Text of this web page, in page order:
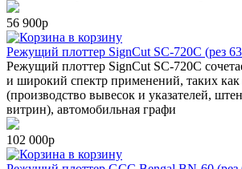
56 900р
в корзину
Режущий плоттер SignCut SC-720C (рез
Режущий плоттер SignCut SC-720C
и широкий спектр применений, таких как
(производство вывесок и указателей,
витрин), автомобильная графи
102 000р
в корзину